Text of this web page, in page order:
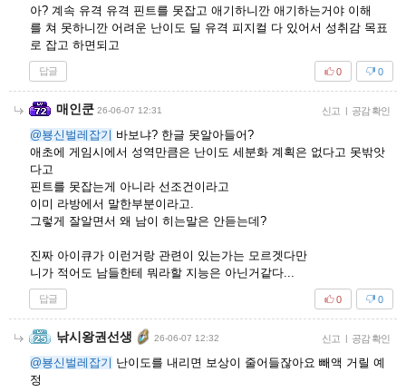
아? 계속 유격 유격 핀트를 못잡고 애기하니깐 애기하는거야 이해
를 쳐 못하니깐 어려운 난이도 딜 유격 피지컬 다 있어서 성취감 목표
로 잡고 하면되고
답글 0
0
매인쿤 26-06-07 12:31 신고 | 공감 확인
@뵹신벌레잡기 바보냐? 한글 못알아들어?
애초에 게임시에서 성역만큼은 난이도 세분화 계획은 없다고 못밖앗
다고
핀트를 못잡는게 아니라 선조건이라고
이미 라방에서 말한부분이라고.
그렇게 잘알면서 왜 남이 히는말은 안듣는데?
진짜 아이큐가 이런거랑 관련이 있는가는 모르겟다만
니가 적어도 남들한테 뭐라할 지능은 아닌거같다...
답글 0
0
낚시왕권선생 26-06-07 12:32 신고 | 공감 확인
@뵹신벌레잡기 난이도를 내리면 보상이 줄어들잖아요 빼액 거릴 예
정